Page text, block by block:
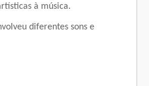
à música.
diferentes sons e